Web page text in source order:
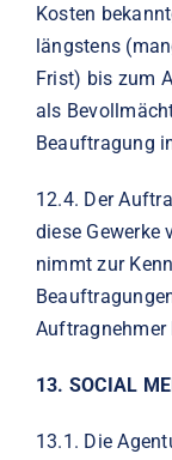
Kosten
längstens
Frist) bis zum
als
Beauftragung
12.4. Der
diese Gewerke
nimmt zur
13. SOCIAL
13.1. Die